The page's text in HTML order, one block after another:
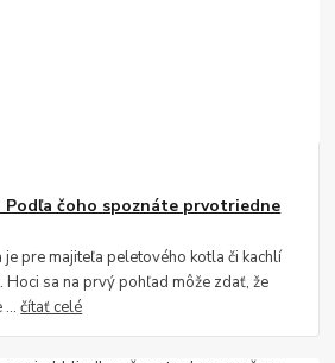
Podľa čoho spoznáte prvotriedne
pre majiteľa peletového kotla či kachlí
sa na prvý pohľad môže zdať, že
...čítať celé